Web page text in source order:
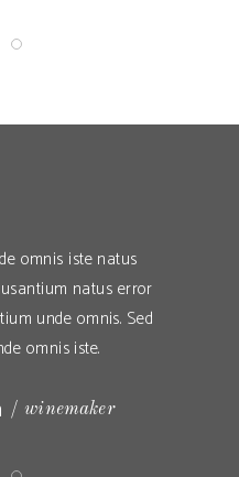
Sed ut perspiciatis unde
error sit voluptatem
sit volu ptatem accusantium
ut perspiciatis unde
Paul Anderson